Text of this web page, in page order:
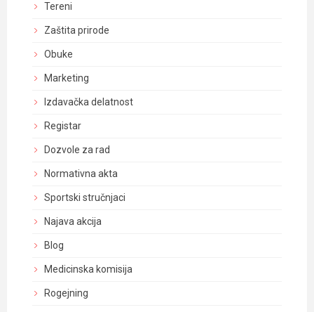
Tereni
Zaštita prirode
Obuke
Marketing
Izdavačka delatnost
Registar
Dozvole za rad
Normativna akta
Sportski stručnjaci
Najava akcija
Blog
Medicinska komisija
Rogejning